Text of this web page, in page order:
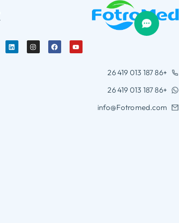
+86 187 013 419 26
+86 187 013 419 26
info@Fotromed.com